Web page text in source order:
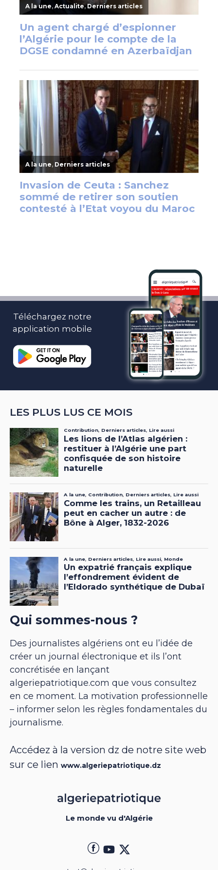
Téléchargez notre
application mobile
LES PLUS LUS CE MOIS
Qui sommes-nous ?
Des journalistes algériens ont eu l’idée de
créer un journal électronique et ils l’ont
concrétisée en lançant
algeriepatriotique.com que vous consultez
en ce moment. La motivation professionnelle
– informer selon les règles fondamentales du
journalisme.
Accédez à la version dz de notre site web
sur ce lien www.algeriepatriotique.dz
Le monde vu d'Algérie